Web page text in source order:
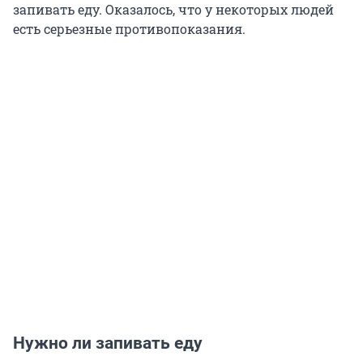
запивать еду. Оказалось, что у некоторых людей
есть серьезные противопоказания.
Нужно ли запивать еду